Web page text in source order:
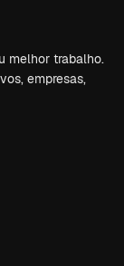
melhor trabalho.
empresas,